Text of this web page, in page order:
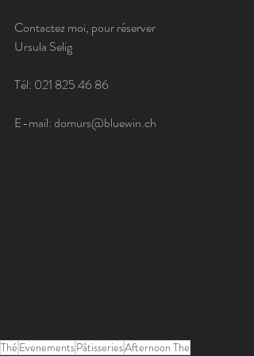
Contactez moi, pour réserver
Ursula Selig
Tél: 021 825 46 86
E-mail: domurs@bluewin.ch
Thé EvenementsPâtisseriesAfternoon The